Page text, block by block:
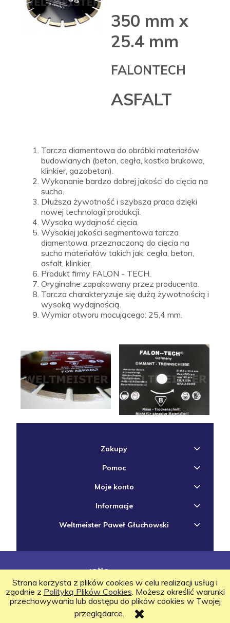
Strona korzysta z plików cookies w celu realizacji usług i
zgodnie z Polityką Plików Cookies. Możesz określić warunki
przechowywania lub dostępu do plików cookies w Twojej
przeglądarce.
350 mm x
25.4 mm
FALONTECH
ASFALT
Tarcza diamentowa do obróbki materiałów
budowlanych (beton, cegła, kostka brukowa,
klinkier, gazobeton).
Wykonanie bardzo dobrej jakości do cięcia na
sucho.
Dłuższa żywotność i szybsza praca dzięki
nowej technologii produkcji.
Wysoka wydajność cięcia.
Wysokiej jakości segmentowa tarcza
diamentowa, przeznaczoną do cięcia na
sucho materiałów takich jak: cegła, beton,
asfalt, klinkier.
Produkt firmy FALON - TECH.
Oryginalne zapakowany przez producenta.
Tarcza charakteryzuje się dużą żywotnością i
wysoką wydajnością.
Wymiar otworu mocującego: 25,4 mm.
Zakupy
Pomoc
Moje konto
Informacje
Weltmeister Paweł Głuchowski
CopyrightsWeltmeister2020
pokaż pełną wersję strony